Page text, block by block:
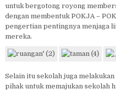
untuk bergotong royong
dengan membentuk POKJA –
pengertian pentingnya menjaga
mereka.
Selain itu sekolah juga
pihak untuk memajukan sekolah